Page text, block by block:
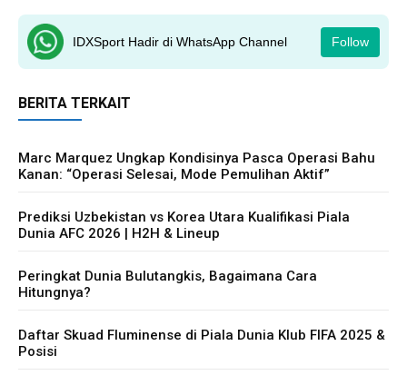
IDXSport Hadir di WhatsApp Channel Follow
BERITA TERKAIT
Marc Marquez Ungkap Kondisinya Pasca Operasi Bahu
Kanan: “Operasi Selesai, Mode Pemulihan Aktif”
Prediksi Uzbekistan vs Korea Utara Kualifikasi Piala
Dunia AFC 2026 | H2H & Lineup
Peringkat Dunia Bulutangkis, Bagaimana Cara
Hitungnya?
Daftar Skuad Fluminense di Piala Dunia Klub FIFA 2025 &
Posisi